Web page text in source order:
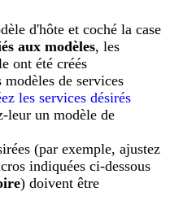
d'hôte et coché la case
aux modèles, les
ont été créés
de services
les services désirés
leur un modèle de
(par exemple, ajustez
indiquées ci-dessous
) doivent être